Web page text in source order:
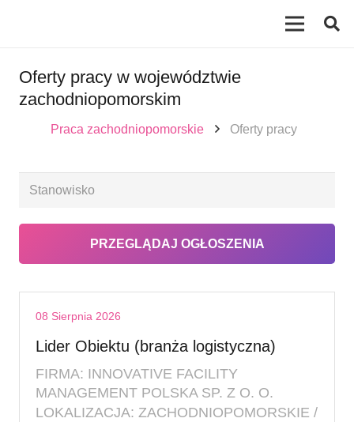
Oferty pracy w województwie
zachodniopomorskim
Praca zachodniopomorskie Oferty pracy
08 Sierpnia 2026
Lider Obiektu (branża logistyczna)
FIRMA: INNOVATIVE FACILITY
MANAGEMENT POLSKA SP. Z O. O.
LOKALIZACJA: ZACHODNIOPOMORSKIE /